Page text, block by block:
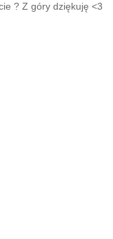
? Z góry dziękuję <3